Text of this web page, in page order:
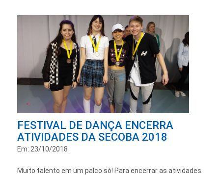
FESTIVAL DE DANÇA ENCERRA
ATIVIDADES DA SECOBA 2018
Em: 23/10/2018
Muito talento em um palco só! Para encerrar as atividades